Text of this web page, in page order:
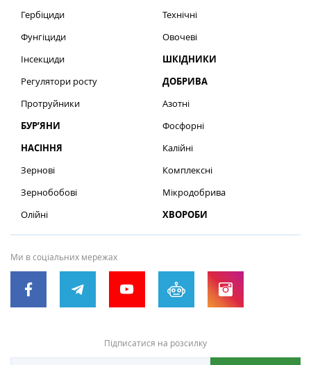
Гербіциди
Фунгіциди
Інсекциди
Регулятори росту
Протруйники
БУР’ЯНИ
НАСІННЯ
Зернові
Зернобобові
Олійні
Технічні
Овочеві
ШКІДНИКИ
ДОБРИВА
Азотні
Фосфорні
Калійні
Комплексні
Мікродобрива
ХВОРОБИ
Ми в соціальних мережах
Підписатися на розсилку